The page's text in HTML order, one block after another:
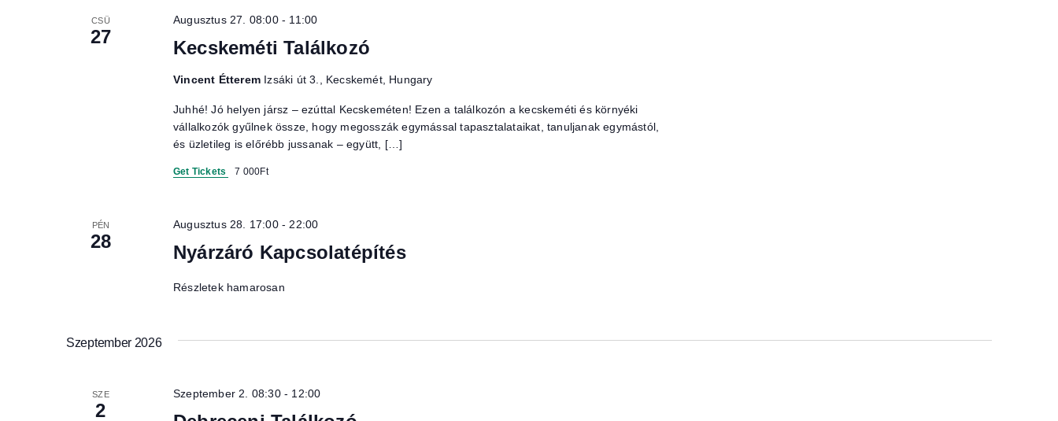
CSÜ
27
Kecskeméti Találkozó
Augusztus 27. 08:00- 11:00
Vincent Étterem Izsáki út 3., Kecskemét, Hungary
Juhhé! Jó helyen jársz – ezúttal Kecskeméten! Ezen a találkozón a kecskeméti és környéki
vállalkozók gyűlnek össze, hogy megosszák egymással tapasztalataikat, tanuljanak egymástól,
és üzletileg is előrébb jussanak – együtt, […]
Get Tickets 7 000Ft
PÉN
28
Nyárzáró Kapcsolatépítés
Augusztus 28. 17:00- 22:00
Részletek hamarosan
Szeptember 2026
SZE
2
Szeptember 2. 08:30- 12:00